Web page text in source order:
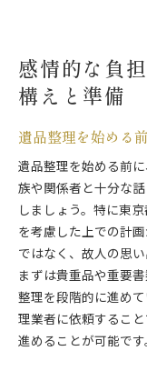
感情的な負
構えと準備
遺品整理を始める
遺品整理を始める前
族や関係者と十分な
しましょう。特に東
を考慮した上での計
ではなく、故人の思
まずは貴重品や重要
整理を段階的に進め
理業者に依頼するこ
進めることが可能です